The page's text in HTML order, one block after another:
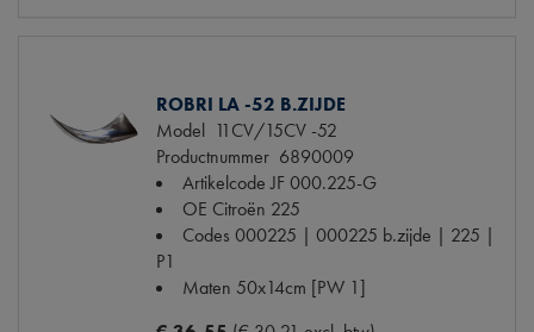
ROBRI LA -52 B.ZIJDE
Model 11CV/15CV -52
Productnummer 6890009
Artikelcode JF000.225-G
OE Citroën 225
Codes 000225 | 000225 b.zijde | 225 |
P1
Maten 50x14cm [PW 1]